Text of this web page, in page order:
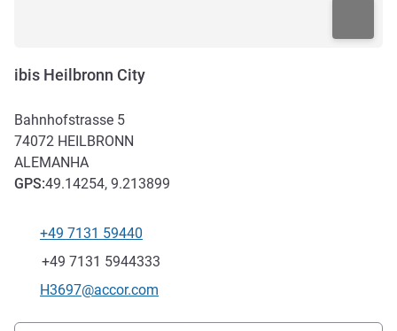
ibis Heilbronn City
Bahnhofstrasse 5
74072 HEILBRONN
ALEMANHA
GPS:49.14254, 9.213899
Telefone
+49 7131 59440
Fax
+49 7131 5944333
E-mail de contacto
H3697@accor.com